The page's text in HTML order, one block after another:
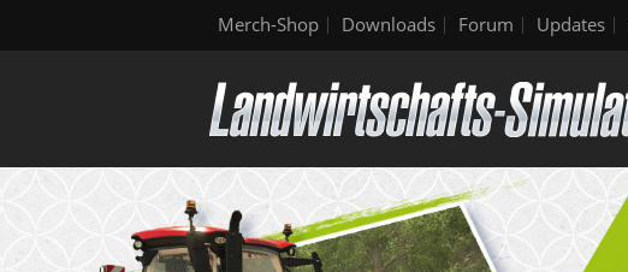
Merch-Shop Downloads Forum Updates